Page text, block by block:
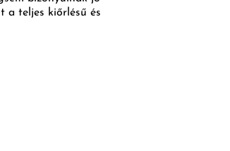
a teljes kiőrlésű és